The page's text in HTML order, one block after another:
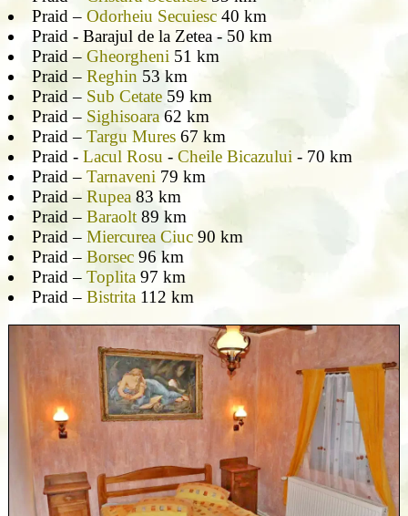
Praid – Odorheiu Secuiesc40 km
Praid - Barajul de la Zetea - 50 km
Praid – Gheorgheni 51 km
Praid – Reghin 53 km
Praid – Sub Cetate59 km
Praid – Sighisoara 62 km
Praid – Targu Mures67 km
Praid - Lacul Rosu - Cheile Bicazului - 70 km
Praid – Tarnaveni 79 km
Praid – Rupea 83 km
Praid – Baraolt89 km
Praid – Miercurea Ciuc90 km
Praid – Borsec96 km
Praid – Toplita 97 km
Praid – Bistrita112 km